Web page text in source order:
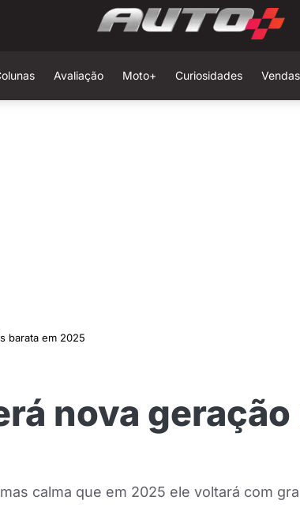
Avaliação Moto+ Curiosidades
barata em 2025
nova
calma que em 2025 ele voltará com